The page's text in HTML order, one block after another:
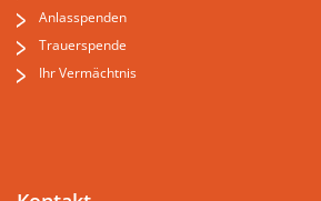
Anlasspenden
Trauerspende
Ihr Vermächtnis